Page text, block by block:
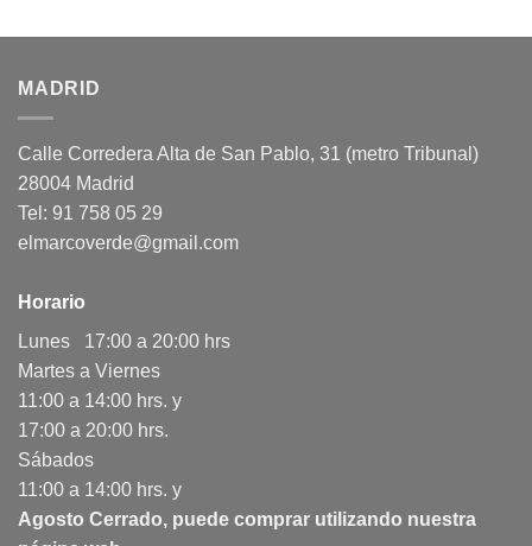
MADRID
Calle Corredera Alta de San Pablo, 31 (metro Tribunal)
28004 Madrid
Tel: 91 758 05 29
elmarcoverde@gmail.com
Horario
Lunes 17:00 a 20:00 hrs
Martes a Viernes
11:00 a 14:00 hrs. y
17:00 a 20:00 hrs.
Sábados
11:00 a 14:00 hrs. y
Agosto Cerrado, puede comprar utilizando nuestra